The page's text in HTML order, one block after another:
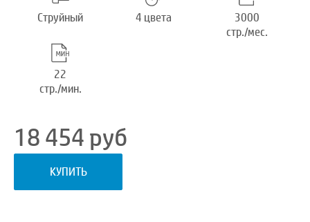
Струйный 4 цвета
3000
стр./мес.
22
стр./мин.
18 454руб
КУПИТЬ